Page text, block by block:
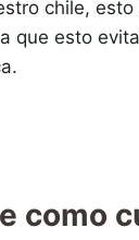
chile, esto
que esto
como